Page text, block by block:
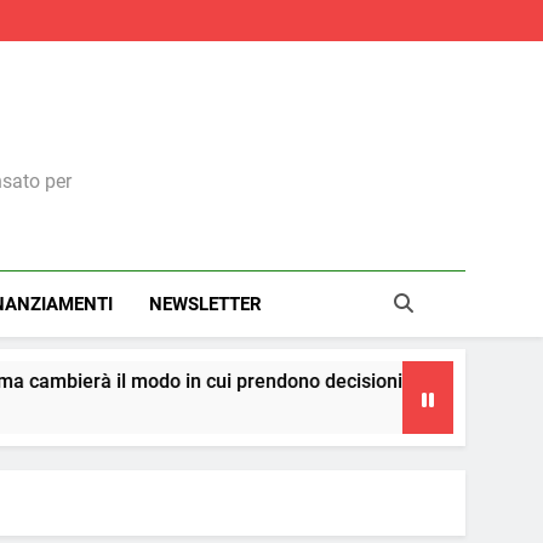
per
NEWSLETTER
prendono decisioni La teoria dei cerchi